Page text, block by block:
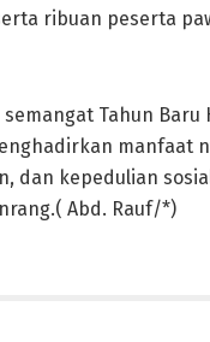
ribuan peserta
Tahun
manfaat
dan kepedulian
Abd. Rauf/*)